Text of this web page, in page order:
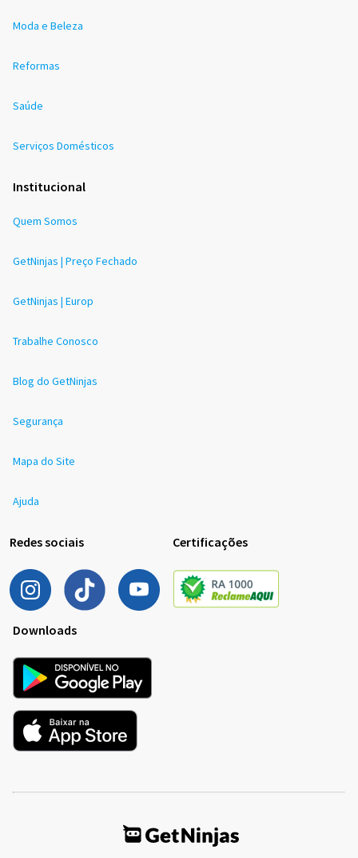
Moda e Beleza
Reformas
Saúde
Serviços Domésticos
Institucional
Quem Somos
GetNinjas | Preço Fechado
GetNinjas | Europ
Trabalhe Conosco
Blog do GetNinjas
Segurança
Mapa do Site
Ajuda
Redes sociais Certificações
Downloads